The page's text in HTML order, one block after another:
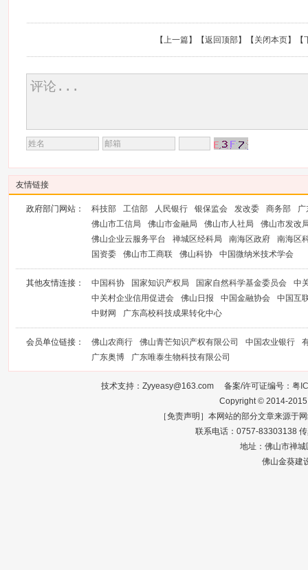
【上一篇】【返回顶部】【 关闭本页】【
友情链接
政府部门网站： 科技部 工信部 人民银行 银保监会 发改委 商务部
广
佛山市工信局
佛山市金融局 佛山市人社局
佛山市发改
佛山企业云服务平台
禅城区经科局 南海区政府
南海区
国资委
佛山市工商联 佛山科协 中国微纳米技术学会
其他友情连接： 中国科协 国家知识产权局 国家自然科学基金委员会
中
中关村企业信用促进会
佛山日报 中国金融协会
中国互
中财网
广东高校科技成果转化中心
会员单位链接： 佛山农商行 佛山青芒知识产权有限公司 中国农业银行
广东奥博
广东唯泰生物科技有限公司
技术支持：Zyyeasy@163.com 备案/许可证编号： 粤
Copyright © 2014-
［免责声明］本网站的部分文章来源于
联系电话：0757-83303138
地址：佛山市禅
佛山金葵建